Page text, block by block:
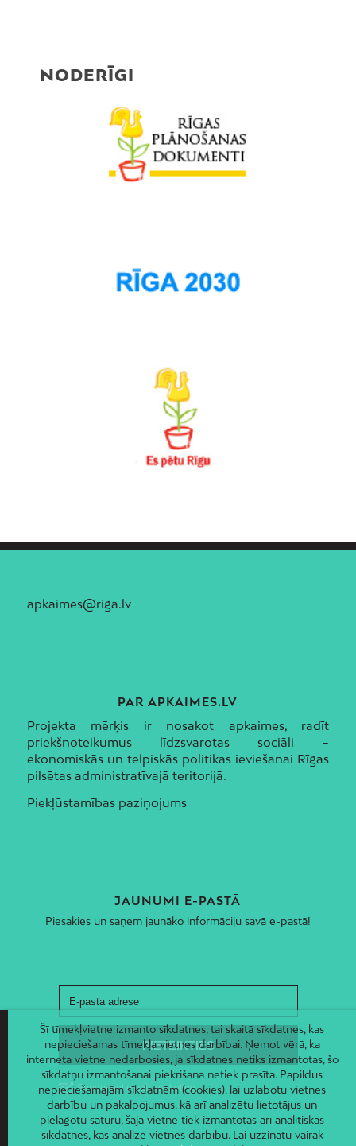
NODERĪGI
apkaimes@riga.lv
PAR APKAIMES.LV
Projekta mērķis ir nosakot apkaimes, radīt
priekšnoteikumus līdzsvarotas sociāli –
ekonomiskās un telpiskās politikas ieviešanai Rīgas
pilsētas administratīvajā teritorijā.
Piekļūstamības paziņojums
JAUNUMI E-PASTĀ
Piesakies un saņem jaunāko informāciju savā e-pastā!
Šī tīmekļvietne izmanto sīkdatnes, tai skaitā sīkdatnes, kas
nepieciešamas tīmekļa vietnes darbībai. Ņemot vērā, ka
interneta vietne nedarbosies, ja sīkdatnes netiks izmantotas, šo
sīkdatņu izmantošanai piekrišana netiek prasīta. Papildus
nepieciešamajām sīkdatnēm (cookies), lai uzlabotu vietnes
darbību un pakalpojumus, kā arī analizētu lietotājus un
pielāgotu saturu, šajā vietnē tiek izmantotas arī analītiskās
sīkdatnes, kas analizē vietnes darbību. Lai uzzinātu vairāk